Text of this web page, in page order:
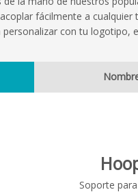
fácilmente a
con tu logotipo,
Soporte